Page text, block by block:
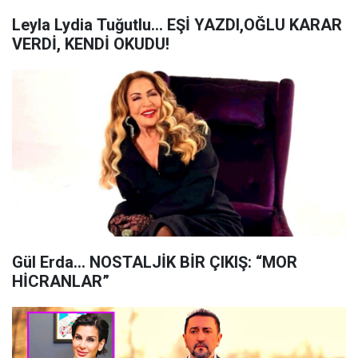
Leyla Lydia Tuğutlu… EŞİ YAZDI,OĞLU KARAR
VERDİ, KENDİ OKUDU!
Gül Erda… NOSTALJİK BİR ÇIKIŞ: “MOR
HİCRANLAR”